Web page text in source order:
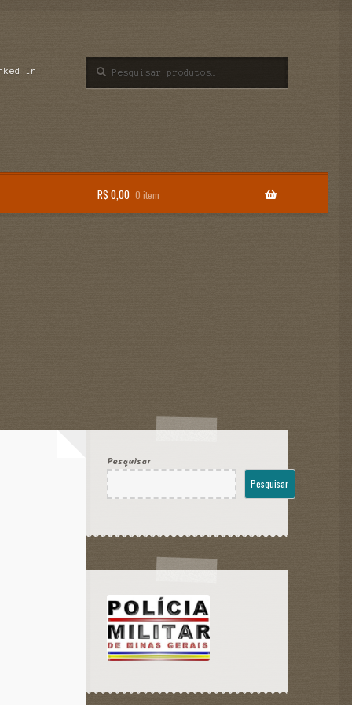
In
por:
R$0,00 0 item
Pesquisar
Pesquisar